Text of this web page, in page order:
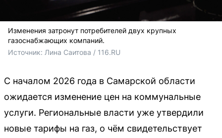
Изменения затронут потребителей двух крупных
газоснабжающих компаний.
Источник: Лина Саитова / 116.RU
С началом 2026 года в Самарской области
ожидается изменение цен на коммунальные
услуги. Региональные власти уже утвердили
новые тарифы на газ, о чём свидетельствует